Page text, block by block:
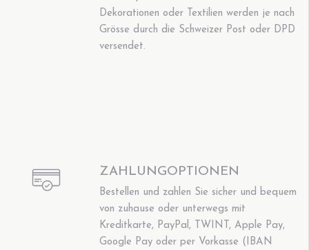
Dekorationen oder Textilien werden je nach
Grösse durch die Schweizer Post oder DPD
versendet.
ZAHLUNGOPTIONEN
Bestellen und zahlen Sie sicher und bequem
von zuhause oder unterwegs mit
Kreditkarte, PayPal, TWINT, Apple Pay,
Google Pay oder per Vorkasse (IBAN